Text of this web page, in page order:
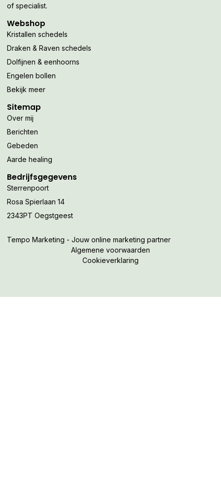
of specialist.
Webshop
Kristallen schedels
Draken & Raven schedels
Dolfijnen & eenhoorns
Engelen bollen
Bekijk meer
Sitemap
Over mij
Berichten
Gebeden
Aarde healing
Bedrijfsgegevens
Sterrenpoort
Rosa Spierlaan 14
2343PT Oegstgeest
Tempo Marketing - Jouw online marketing partner
Algemene voorwaarden
Cookieverklaring